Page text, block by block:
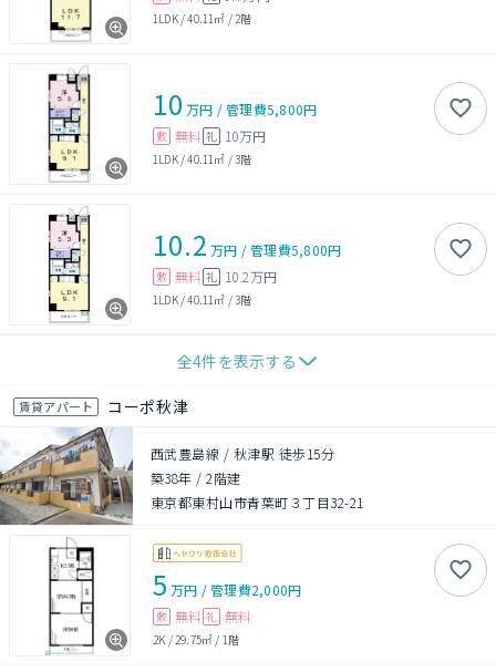
1LDK/40.11㎡ / 2階
10 万円 /管理費5,800円
敷 無料 礼 10万円
1LDK/40.11㎡ /3階
10.2 万円 /管理費5,800円
敷 無料 礼 10.2万円
1LDK/40.11㎡ /3階
全4件を表示する
賃貸アパート コーポ秋津
西武豊島線 / 秋津駅 徒歩15分
築38年 /2階建
東京都東村山市青葉町３丁目32-21
5 万円 /管理費2,000円
敷 無料 礼 無料
2K /29.75㎡ / 1階